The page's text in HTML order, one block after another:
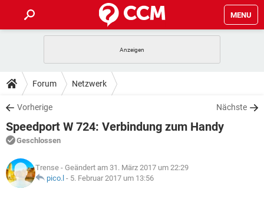
MENU
ANDROID
WINDOWS 10
WHATSAPP TIKTOK
FACEBOOK
TIPPS & TRICKS
SPIELE
WINDOWS 10
WHATSAPP
FACEBOOK HARDWARE
DOWNLOADS
SPIELE STREAMING
ANDROID
WINDOWS 10 INSTAGRAM
WHATSAPP
FORUM
SPIELE
ANDROID IOS
LEXIKON
SPIELE
Forum Netzwerk
Vorherige Nächste
Speedport W 724: Verbindung zum Handy
Geschlossen
Trense - Geändert am 31. März 2017 um 22:29
pico.l - 5. Februar 2017 um 13:56